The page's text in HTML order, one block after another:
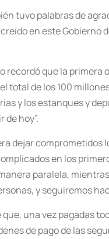
tuvo palabras de
en este Gobierno
recordó que la primera
total de los 100
y los estanques y
de hoy”.
dejar comprometidos
en los
paralela,
y seguiremos
una vez pagadas
de pago de las